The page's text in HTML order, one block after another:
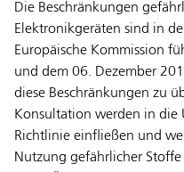
Die Beschränkungen
Elektronikgeräten sind in
Europäische Kommission
und dem 06. Dezember
diese Beschränkungen zu
Konsultation werden in die
Richtlinie einfließen und
Nutzung gefährlicher